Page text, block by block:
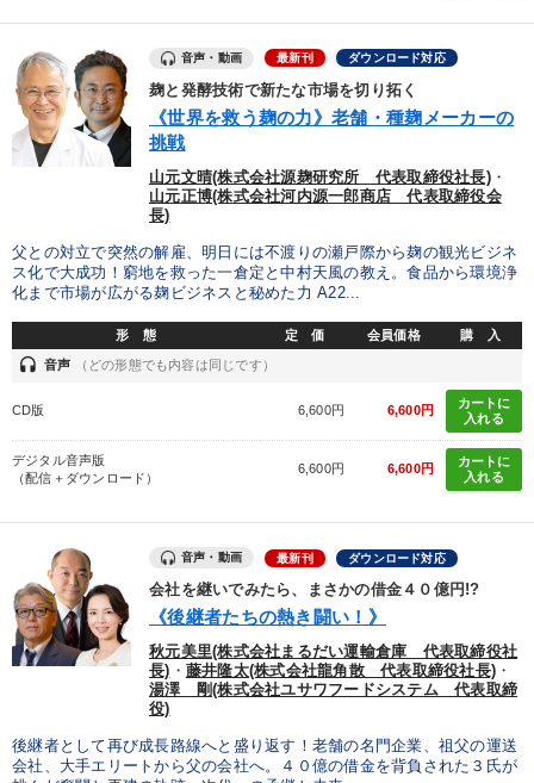
コロナ禍対策 伝統・文化 不動産投資 生産性向上
リベラルアーツ プレゼン
※「更新」を押すと「タグ・キーワード」を更新いただけます。
音声・動画 最新刊 ダウンロード対応
麹と発酵技術で新たな市場を切り拓く
《世界を救う麹の力》老舗・種麹メーカーの
挑戦
山元文晴(株式会社源麹研究所 代表取締役社長)・
山元正博(株式会社河内源一郎商店 代表取締役会
長)
父との対立で突然の解雇、明日には不渡りの瀬戸際から麹の観光ビジネ
ス化で大成功！窮地を救った一倉定と中村天風の教え。食品から環境浄
化まで市場が広がる麹ビジネスと秘めた力 A22...
形 態 定 価 会員価格 購 入
headset 音声 （どの形態でも内容は同じです）
CD版 6,600円 6,600円
カートに
入れる
デジタル音声版
（配信＋ダウンロード）
6,600円 6,600円
カートに
入れる
音声・動画 最新刊 ダウンロード対応
会社を継いでみたら、まさかの借金４０億円!?
《後継者たちの熱き闘い！》
秋元美里(株式会社まるだい運輸倉庫 代表取締役社
長) ・ 藤井隆太(株式会社龍角散 代表取締役社長) ・
湯澤 剛(株式会社ユサワフードシステム 代表取締
役)
後継者として再び成長路線へと盛り返す！老舗の名門企業、祖父の運送
会社、大手エリートから父の会社へ。４０億の借金を背負された３氏が